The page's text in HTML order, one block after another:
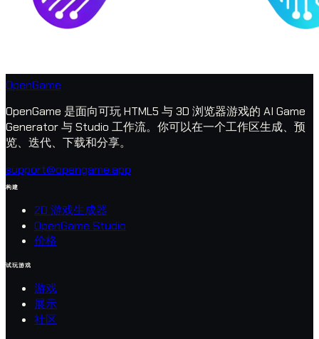
OpenGame
OpenGame 是面向可玩 HTML5 与 3D 浏览器游戏的 AI Game
Generator 与 Studio 工作流。你可以在一个工作区生成、预
览、迭代、下载和分享。
support@opengame.app
构建
2D 游戏生成器
OpenGame Studio
价格
试玩游戏
游戏
展示
社区